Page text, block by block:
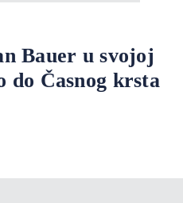
Bauer u svojoj
do Časnog krsta